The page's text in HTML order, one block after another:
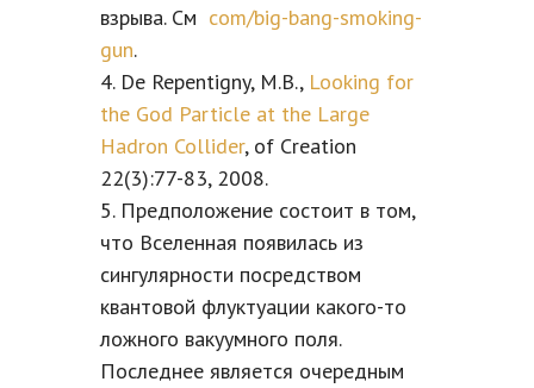
взрыва. См com/big-bang-smoking-
gun.
4. De Repentigny, M.B., Looking for
the God Particle at the Large
Hadron Collider, of Creation
22(3):77-83, 2008.
5. Предположение состоит в том,
что Вселенная появилась из
сингулярности посредством
квантовой флуктуации какого-то
ложного вакуумного поля.
Последнее является очередным